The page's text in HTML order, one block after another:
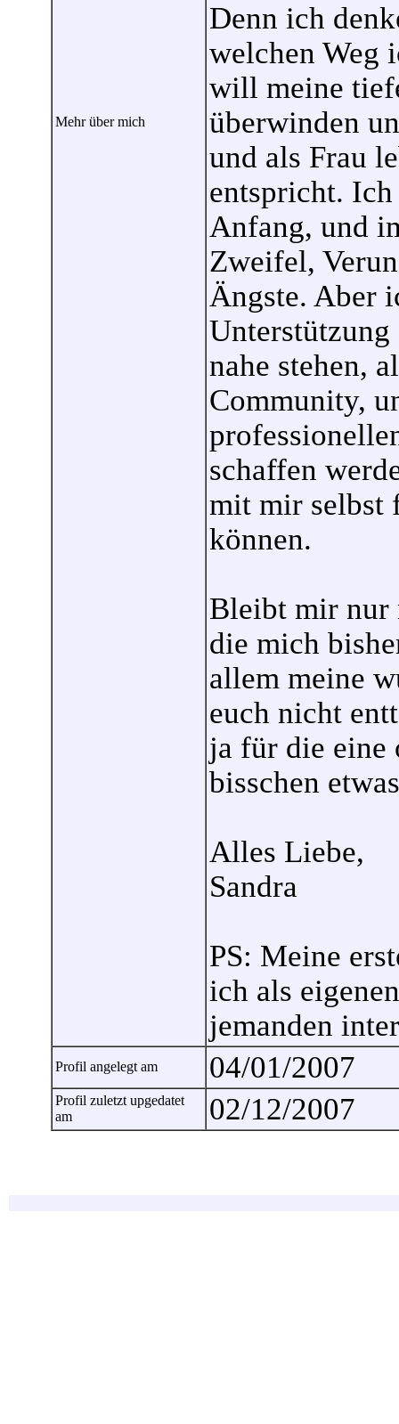
Mehr über mich
Denn ich
welchen Weg
will meine
überwinden
und als Frau
entspricht.
Anfang, und
Zweifel,
Ängste. Aber
nahe stehen,
Community,
schaffen
mit mir selbst
können.
Bleibt mir nur
die mich
allem meine
euch nicht
ja für die eine
bisschen
Alles Liebe,
Sandra
PS: Meine
ich als
jemanden
Profil angelegt am 04/01/2007
Profil zuletzt upgedatet
am
02/12/2007